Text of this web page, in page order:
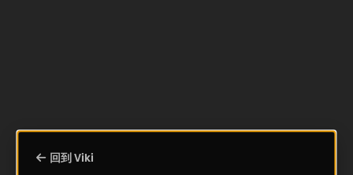
回到 Viki